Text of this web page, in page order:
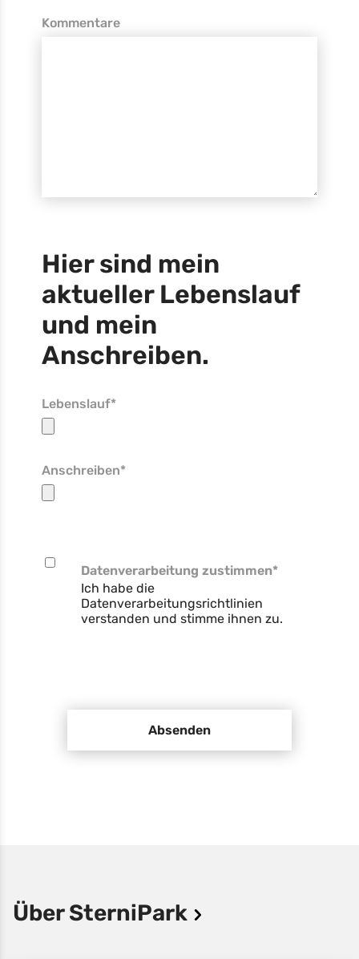
Kommentare
Hier sind mein
aktueller Lebenslauf
und mein
Anschreiben.
Lebenslauf*
Anschreiben*
Datenverarbeitung zustimmen*
Ich habe die
Datenverarbeitungsrichtlinien
verstanden und stimme ihnen zu.
Absenden
Über SterniPark